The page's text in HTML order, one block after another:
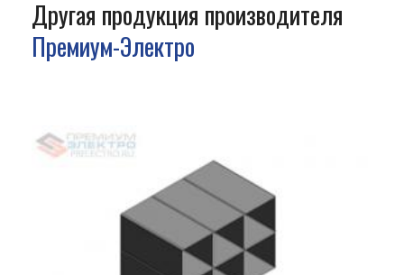
Другая продукция производителя
Премиум-Электро